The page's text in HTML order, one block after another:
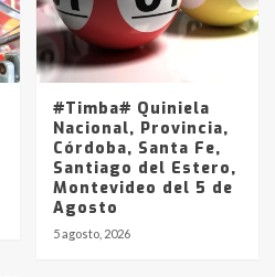
#Timba# Quiniela
Nacional, Provincia,
Córdoba, Santa Fe,
Santiago del Estero,
Montevideo del 5 de
Agosto
5 agosto, 2026